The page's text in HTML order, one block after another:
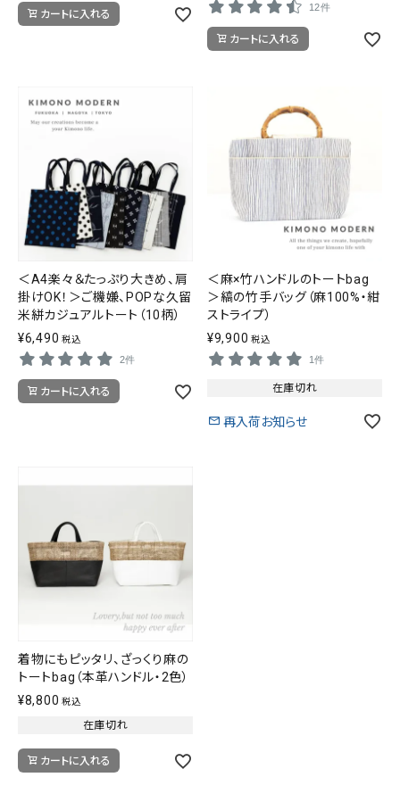
カートに入れる
12件
カートに入れる
＜A4楽々＆たっぷり大きめ、肩
掛けOK！＞ご機嫌、POPな久留
米絣カジュアルトート（10柄）
¥6,490 税込
2件
カートに入れる
＜麻×竹ハンドルのトートbag
＞縞の竹手バッグ（麻100%・紺
ストライプ）
¥9,900 税込
1件
在庫切れ
再入荷お知らせ
着物にもピッタリ、ざっくり麻の
トートbag（本革ハンドル・2色）
¥8,800 税込
在庫切れ
カートに入れる